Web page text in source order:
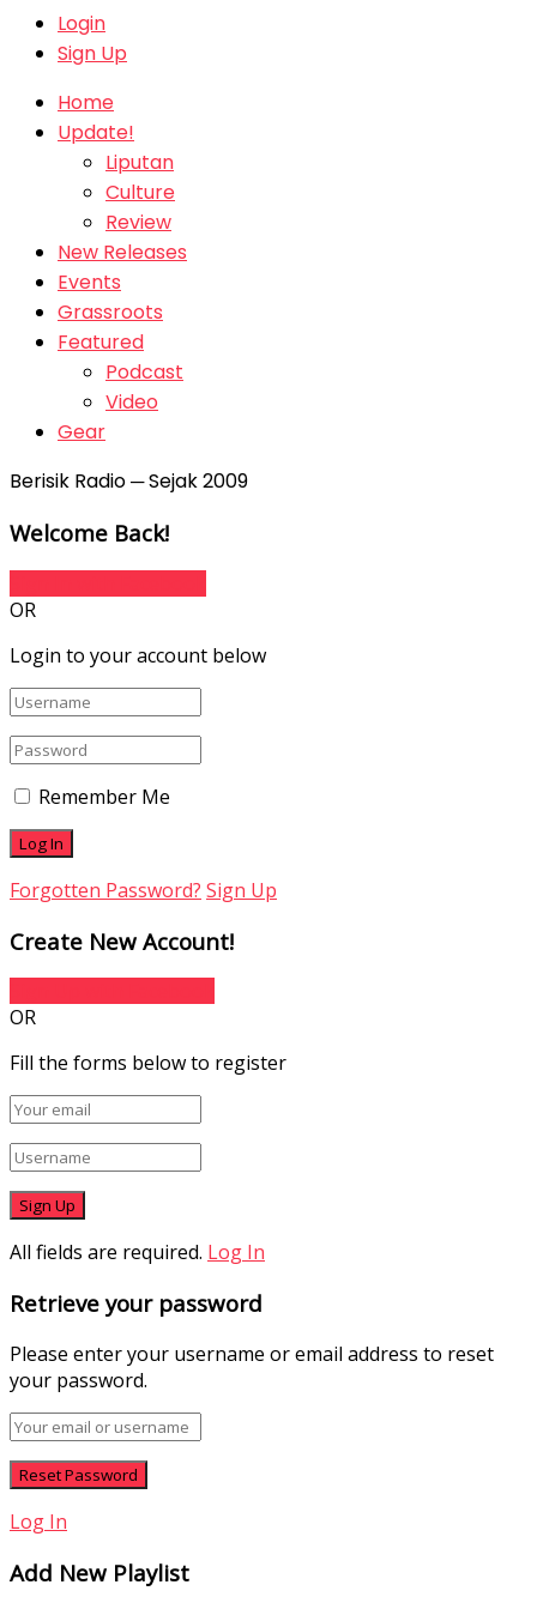
Login
Sign Up
Home
Update!
Liputan
Culture
Review
New Releases
Events
Grassroots
Featured
Podcast
Video
Gear
Berisik Radio ─ Sejak 2009
Welcome Back!
OR
Login to your account below
Remember Me
Forgotten Password? Sign Up
Create New Account!
OR
Fill the forms below to register
All fields are required. Log In
Retrieve your password
Please enter your username or email address to reset
your password.
Log In
Add New Playlist